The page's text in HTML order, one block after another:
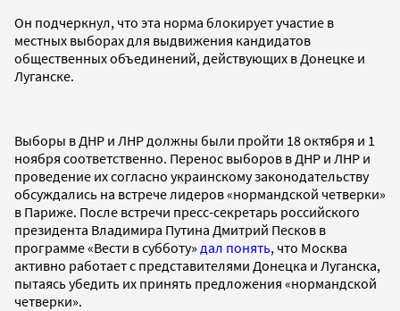
Он подчеркнул, что эта норма блокирует участие в
местных выборах для выдвижения кандидатов
общественных объединений, действующих в Донецке и
Луганске.
Выборы в ДНР и ЛНР должны были пройти 18 октября и 1
ноября соответственно. Перенос выборов в ДНР и ЛНР и
проведение их согласно украинскому законодательству
обсуждались на встрече лидеров «нормандской четверки»
в Париже. После встречи пресс-секретарь российского
президента Владимира Путина Дмитрий Песков в
программе «Вести в субботу» дал понять, что Москва
активно работает с представителями Донецка и Луганска,
пытаясь убедить их принять предложения «нормандской
четверки».